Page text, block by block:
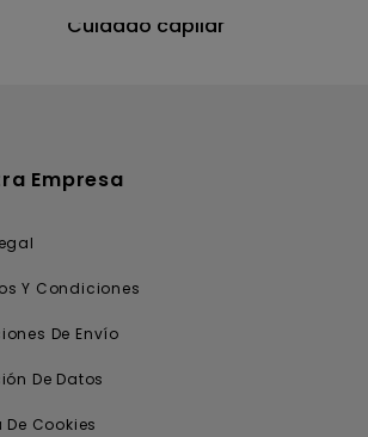
Cuidado capilar
Empresa
Y Condiciones
De Envío
De Datos
Cookies